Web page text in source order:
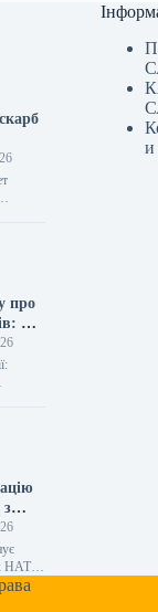
борту
про
що
з
НАТО
и